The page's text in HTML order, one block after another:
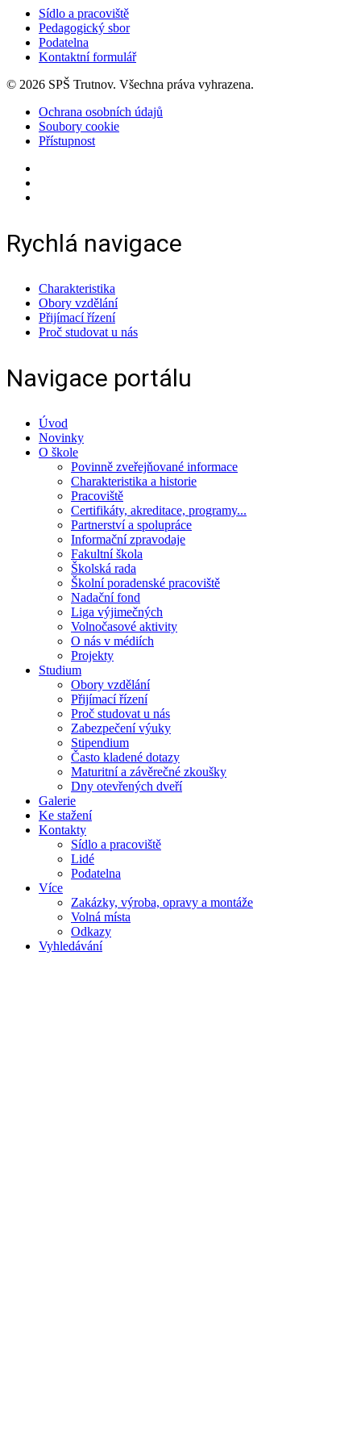
Sídlo a pracoviště
Pedagogický sbor
Podatelna
Kontaktní formulář
© 2026 SPŠ Trutnov. Všechna práva vyhrazena.
Ochrana osobních údajů
Soubory cookie
Přístupnost
Rychlá navigace
Charakteristika
Obory vzdělání
Přijímací řízení
Proč studovat u nás
Navigace portálu
Úvod
Novinky
O škole
Povinně zveřejňované informace
Charakteristika a historie
Pracoviště
Certifikáty, akreditace, programy...
Partnerství a spolupráce
Informační zpravodaje
Fakultní škola
Školská rada
Školní poradenské pracoviště
Nadační fond
Liga výjimečných
Volnočasové aktivity
O nás v médiích
Projekty
Studium
Obory vzdělání
Přijímací řízení
Proč studovat u nás
Zabezpečení výuky
Stipendium
Často kladené dotazy
Maturitní a závěrečné zkoušky
Dny otevřených dveří
Galerie
Ke stažení
Kontakty
Sídlo a pracoviště
Lidé
Podatelna
Více
Zakázky, výroba, opravy a montáže
Volná místa
Odkazy
Vyhledávání